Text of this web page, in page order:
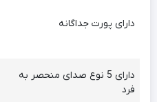
دارای پورت جداگانه
دارای 5 نوع صدای منحصر به
فرد